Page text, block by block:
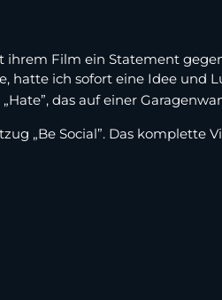
ihrem Film ein Statement
hatte ich sofort eine Idee und
das auf einer
„Be Social”. Das komplette